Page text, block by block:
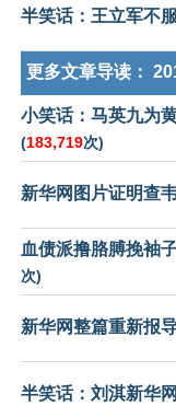
半笑话：王立军不
更多文章导读：
小笑话：马英九为
(183,719次)
新华网图片证明查
血债派撸胳膊挽袖
次)
新华网整篇重新报
半笑话：刘淇新华